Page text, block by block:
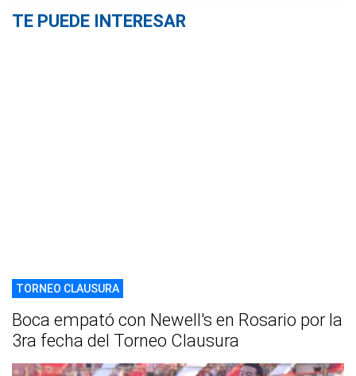
TE PUEDE INTERESAR
TORNEO CLAUSURA
Boca empató con Newell's en Rosario por la
3ra fecha del Torneo Clausura